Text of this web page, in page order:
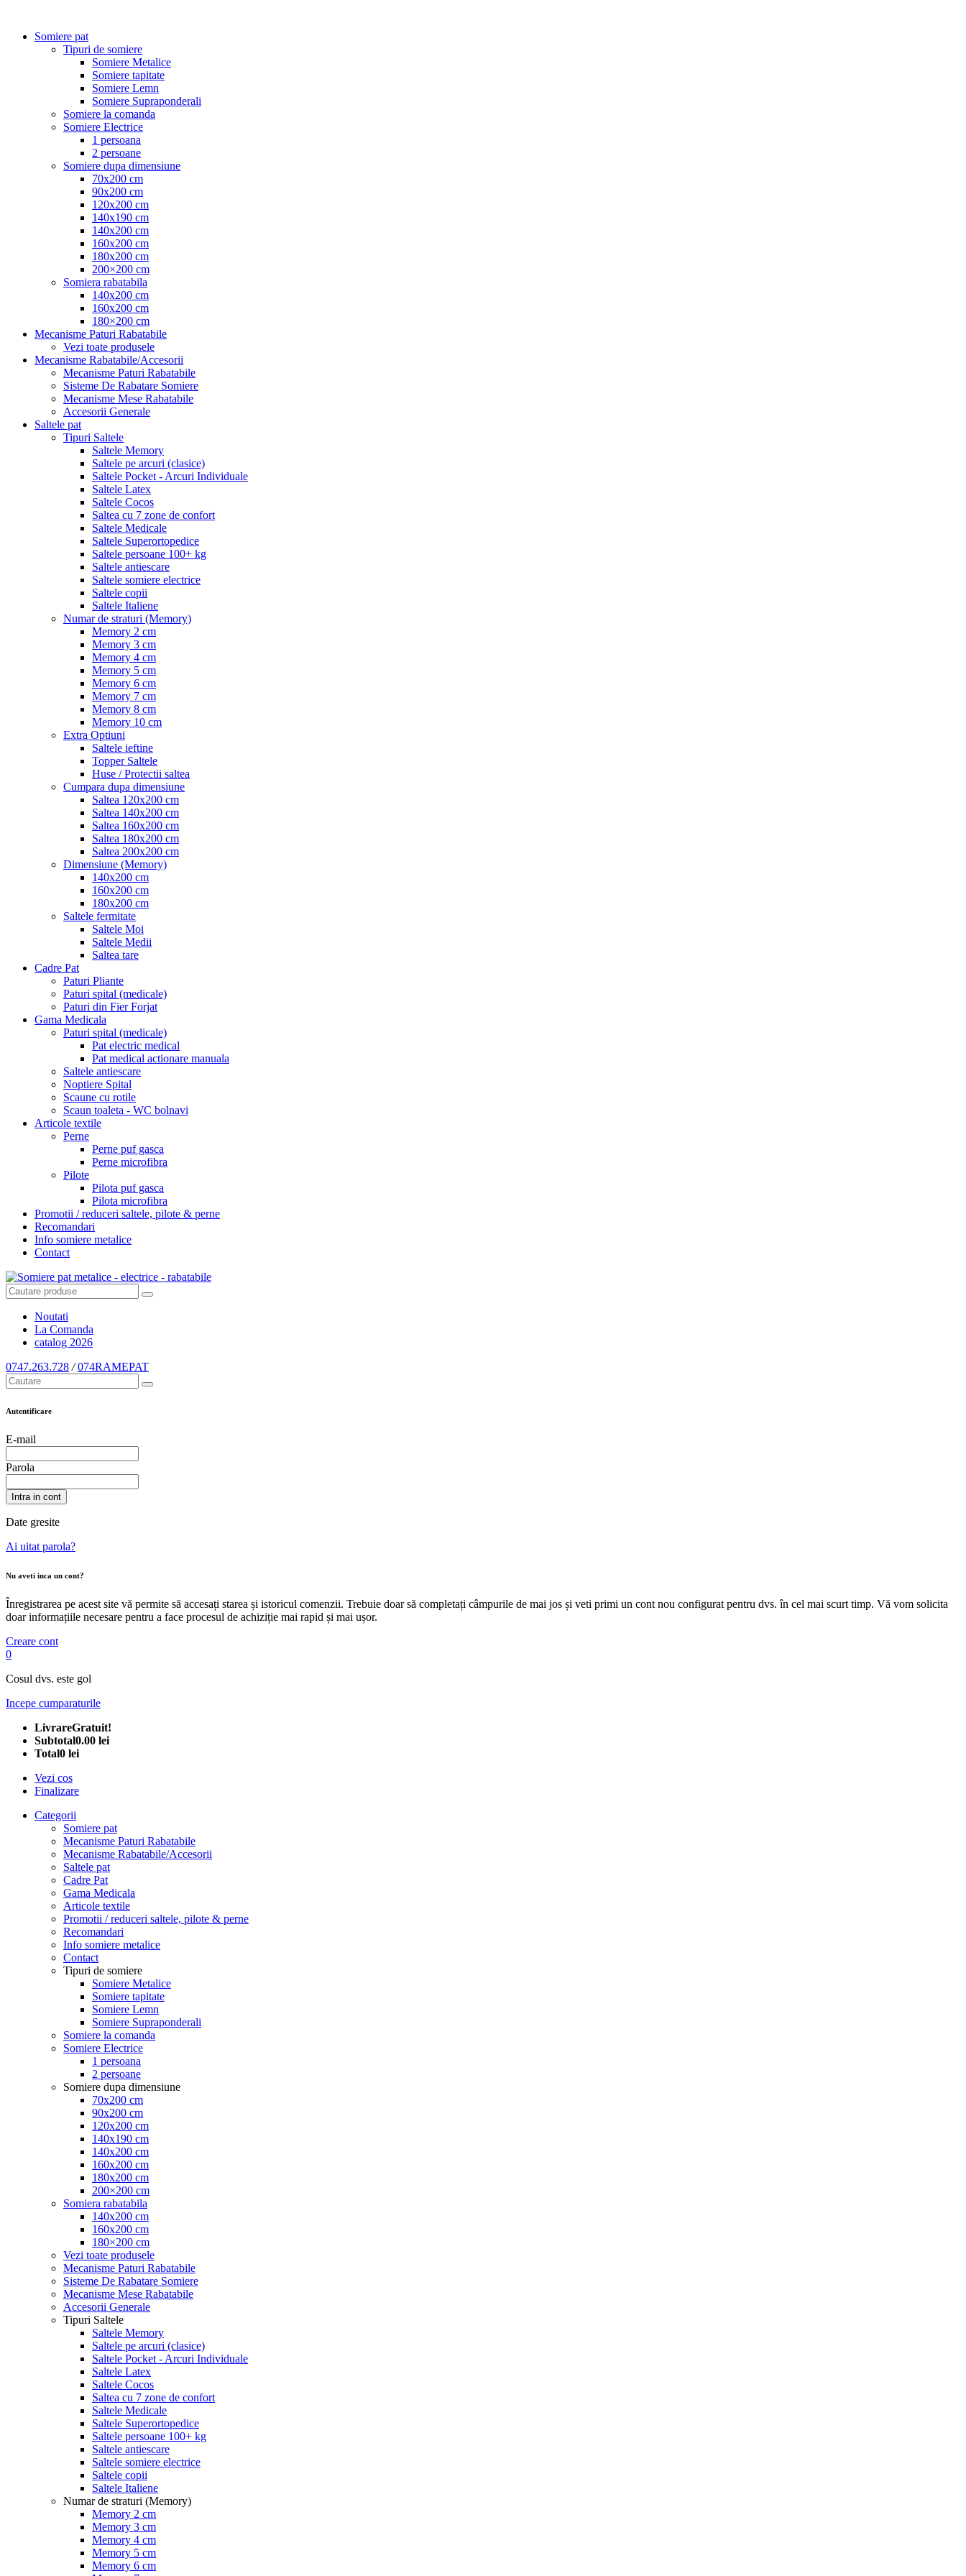
Somiere pat
Tipuri de somiere
Somiere Metalice
Somiere tapitate
Somiere Lemn
Somiere Supraponderali
Somiere la comanda
Somiere Electrice
1 persoana
2 persoane
Somiere dupa dimensiune
70x200 cm
90x200 cm
120x200 cm
140x190 cm
140x200 cm
160x200 cm
180x200 cm
200×200 cm
Somiera rabatabila
140x200 cm
160x200 cm
180×200 cm
Mecanisme Paturi Rabatabile
Vezi toate produsele
Mecanisme Rabatabile/Accesorii
Mecanisme Paturi Rabatabile
Sisteme De Rabatare Somiere
Mecanisme Mese Rabatabile
Accesorii Generale
Saltele pat
Tipuri Saltele
Saltele Memory
Saltele pe arcuri (clasice)
Saltele Pocket - Arcuri Individuale
Saltele Latex
Saltele Cocos
Saltea cu 7 zone de confort
Saltele Medicale
Saltele Superortopedice
Saltele persoane 100+ kg
Saltele antiescare
Saltele somiere electrice
Saltele copii
Saltele Italiene
Numar de straturi (Memory)
Memory 2 cm
Memory 3 cm
Memory 4 cm
Memory 5 cm
Memory 6 cm
Memory 7 cm
Memory 8 cm
Memory 10 cm
Extra Optiuni
Saltele ieftine
Topper Saltele
Huse / Protectii saltea
Cumpara dupa dimensiune
Saltea 120x200 cm
Saltea 140x200 cm
Saltea 160x200 cm
Saltea 180x200 cm
Saltea 200x200 cm
Dimensiune (Memory)
140x200 cm
160x200 cm
180x200 cm
Saltele fermitate
Saltele Moi
Saltele Medii
Saltea tare
Cadre Pat
Paturi Pliante
Paturi spital (medicale)
Paturi din Fier Forjat
Gama Medicala
Paturi spital (medicale)
Pat electric medical
Pat medical actionare manuala
Saltele antiescare
Noptiere Spital
Scaune cu rotile
Scaun toaleta - WC bolnavi
Articole textile
Perne
Perne puf gasca
Perne microfibra
Pilote
Pilota puf gasca
Pilota microfibra
Promotii / reduceri saltele, pilote & perne
Recomandari
Info somiere metalice
Contact
Noutati
La Comanda
catalog 2026
0747.263.728 / 074RAMEPAT
Autentificare
E-mail
Parola
Intra in cont
Date gresite
Ai uitat parola?
Nu aveti inca un cont?
Înregistrarea pe acest site vă permite să accesați starea și istoricul comenzii. Trebuie doar să completați câmpurile de mai jos și veti primi un cont nou configurat pentru dvs. în cel mai scurt timp. Vă vom solicita
doar informațiile necesare pentru a face procesul de achiziție mai rapid și mai ușor.
Creare cont
0
Cosul dvs. este gol
Incepe cumparaturile
LivrareGratuit!
Subtotal0.00 lei
Total0 lei
Vezi cos
Finalizare
Categorii
Somiere pat
Mecanisme Paturi Rabatabile
Mecanisme Rabatabile/Accesorii
Saltele pat
Cadre Pat
Gama Medicala
Articole textile
Promotii / reduceri saltele, pilote & perne
Recomandari
Info somiere metalice
Contact
Tipuri de somiere
Somiere Metalice
Somiere tapitate
Somiere Lemn
Somiere Supraponderali
Somiere la comanda
Somiere Electrice
1 persoana
2 persoane
Somiere dupa dimensiune
70x200 cm
90x200 cm
120x200 cm
140x190 cm
140x200 cm
160x200 cm
180x200 cm
200×200 cm
Somiera rabatabila
140x200 cm
160x200 cm
180×200 cm
Vezi toate produsele
Mecanisme Paturi Rabatabile
Sisteme De Rabatare Somiere
Mecanisme Mese Rabatabile
Accesorii Generale
Tipuri Saltele
Saltele Memory
Saltele pe arcuri (clasice)
Saltele Pocket - Arcuri Individuale
Saltele Latex
Saltele Cocos
Saltea cu 7 zone de confort
Saltele Medicale
Saltele Superortopedice
Saltele persoane 100+ kg
Saltele antiescare
Saltele somiere electrice
Saltele copii
Saltele Italiene
Numar de straturi (Memory)
Memory 2 cm
Memory 3 cm
Memory 4 cm
Memory 5 cm
Memory 6 cm